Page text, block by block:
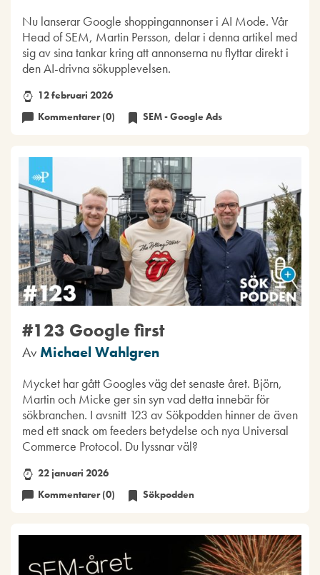
Nu lanserar Google shoppingannonser i AI Mode. Vår
Head of SEM, Martin Persson, delar i denna artikel med
sig av sina tankar kring att annonserna nu flyttar direkt i
den AI-drivna sökupplevelsen.
12 februari 2026
Kommentarer (0)
SEM - Google Ads
#123 Google first
Av Michael Wahlgren
Mycket har gått Googles väg det senaste året. Björn,
Martin och Micke ger sin syn vad detta innebär för
sökbranchen. I avsnitt 123 av Sökpodden hinner de även
med ett snack om feeders betydelse och nya Universal
Commerce Protocol. Du lyssnar väl?
22 januari 2026
Kommentarer (0)
Sökpodden